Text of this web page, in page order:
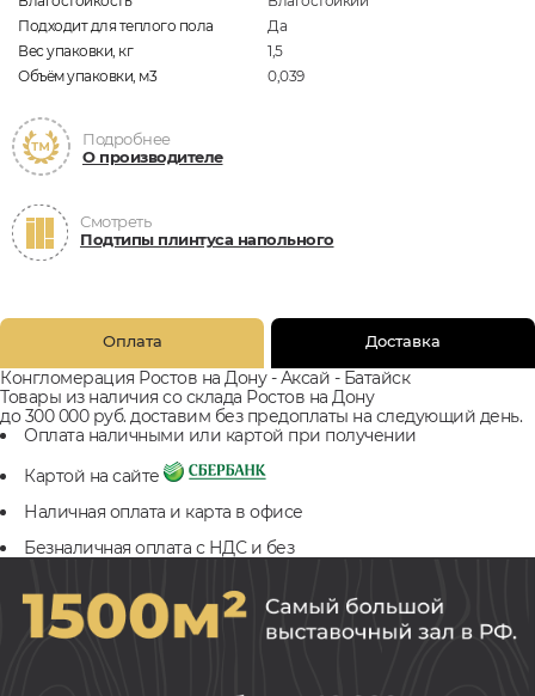
Подходит для теплого пола
Да
Вес упаковки, кг
1,5
Объём упаковки, м3
0,039
Подробнее
О производителе
Смотреть
Подтипы плинтуса напольного
Оплата Доставка
Конгломерация Ростов на Дону - Аксай - Батайск
Товары из наличия со склада Ростов на Дону
до 300 000 руб. доставим без предоплаты на следующий день.
Оплата наличными или картой при получении
Картой на сайте
Наличная оплата и карта в офисе
Безналичная оплата с НДС и без